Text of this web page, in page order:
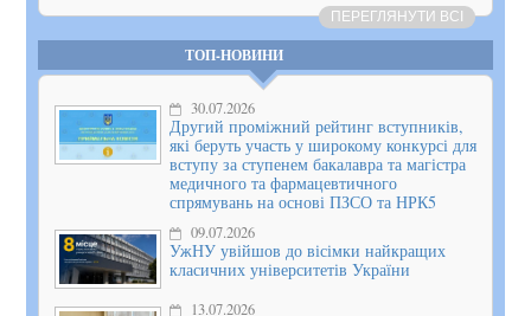
ПЕРЕГЛЯНУТИ ВСІ
ТОП-НОВИНИ
30.07.2026
Другий проміжний рейтинг вступників,
які беруть участь у широкому конкурсі для
вступу за ступенем бакалавра та магістра
медичного та фармацевтичного
спрямувань на основі ПЗСО та НРК5
09.07.2026
УжНУ увійшов до вісімки найкращих
класичних університетів України
13.07.2026